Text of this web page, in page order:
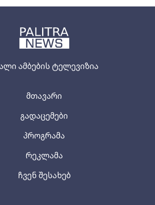
ამბების ტელევიზია
მთავარი
გადაცემები
პროგრამა
რეკლამა
ჩვენ შესახებ